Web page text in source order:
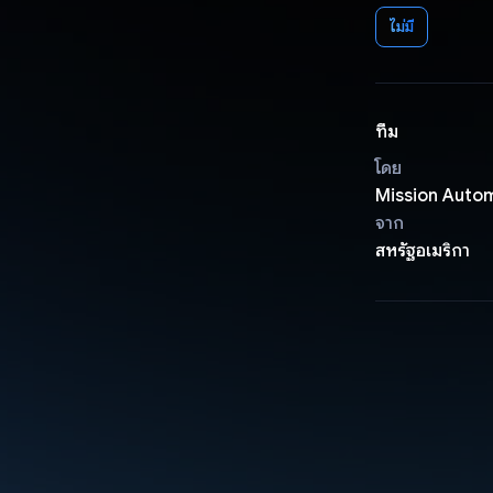
ไม่มี
ทีม
โดย
Mission
จาก
สหรัฐอเมริกา